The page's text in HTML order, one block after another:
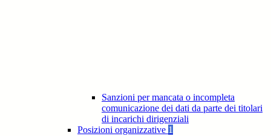
Sanzioni per mancata o incompleta
comunicazione dei dati da parte dei titolari
di incarichi dirigenziali
Posizioni organizzative 1